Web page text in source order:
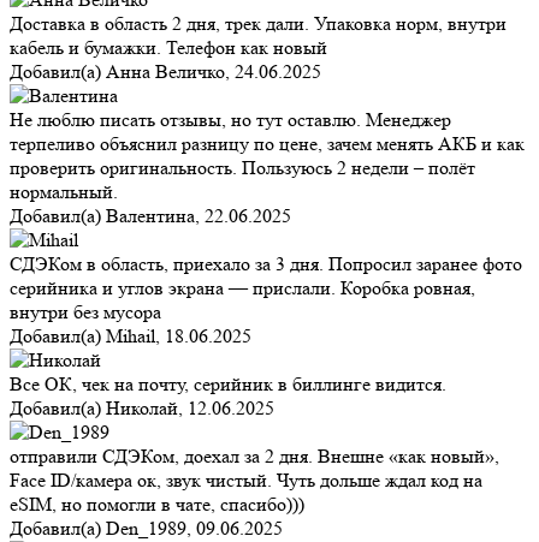
Доставка в область 2 дня, трек дали. Упаковка норм, внутри
кабель и бумажки. Телефон как новый
Добавил(а) Анна Величко, 24.06.2025
Не люблю писать отзывы, но тут оставлю. Менеджер
терпеливо объяснил разницу по цене, зачем менять АКБ и как
проверить оригинальность. Пользуюсь 2 недели – полёт
нормальный.
Добавил(а) Валентина, 22.06.2025
СДЭКом в область, приехало за 3 дня. Попросил заранее фото
серийника и углов экрана — прислали. Коробка ровная,
внутри без мусора
Добавил(а) Mihail, 18.06.2025
Все ОК, чек на почту, серийник в биллинге видится.
Добавил(а) Николай, 12.06.2025
отправили СДЭКом, доехал за 2 дня. Внешне «как новый»,
Face ID/камера ок, звук чистый. Чуть дольше ждал код на
eSIM, но помогли в чате, спасибо)))
Добавил(а) Den_1989, 09.06.2025